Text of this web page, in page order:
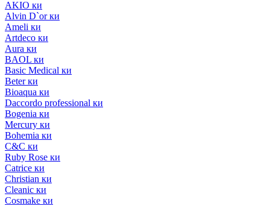
AKIO ки
Alvin D`or ки
Ameli ки
Artdeco ки
Aura ки
BAOL ки
Basic Medical ки
Beter ки
Bioaqua ки
Daccordo professional ки
Bogenia ки
Mercury ки
Bohemia ки
C&C ки
Ruby Rose ки
Catrice ки
Christian ки
Cleanic ки
Cosmake ки